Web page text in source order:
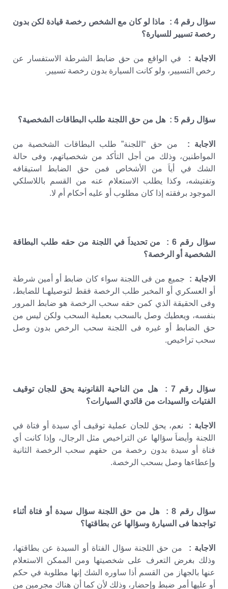
سؤال رقم 4 : ماذا لو كان مع الشخص رخصة قيادة لكن بدون
رخصة تسيير للسيارة؟
الاجابة : في الواقع من حق ضابط الشرطة الاستفسار عن
رخص التسيير، ولو كانت السيارة بدون رخصة تسيير.
سؤال رقم 5 : هل من حق اللجنة طلب البطاقات الشخصية؟
الاجابة : من حق “اللجنة” طلب البطاقات الشخصية من
المواطنين، وذلك من أجل التأكد من شخصياتهم، وفى حالة
الشك في أياَ من الأشخاص فمن حق الضابط استيقافه
وتفتيشه، وكذا يطلب الاستعلام عنه من القسم باللاسلكي
الموجود برفقته إذا كان مطلوب أو عليه أحكام أم لا.
سؤال رقم 6 : من تحديداَ في اللجنة من حقه طلب البطاقة
الشخصية أو الرخصة؟
الاجابة : جميع من فى اللجنة سواء كان ضابط أو أمين شرطة
أو العسكري أو المخبر طلب الرخصة فقط لتوصيلهـا للضابط،
وفى الحقيقة الذي كمن حقه سحب الرخصة هو ضابط المرور
بنفسه، ويعطيك وصل بالسحب بعملية السحب ولكن ليس من
حق الضابط أو غيره فى اللجنة سحب الرخص بدون وصل
سحب تراخيص.
سؤال رقم 7 : هل من الناحية القانونية يحق للجان توقيف
الفتيات والسيدات من قائدي السيارات؟
الاجابة : نعم، يحق للجان عملية توقيف أي سيدة أو فتاة في
اللجنة وأيضاَ سؤالها عن التراخيص مثل الرجال، وإذا كانت أي
فتاة أو سيدة بدون رخصة من حقهم سحب الرخصة الثانية
وإعطاءها وصل بسحب الرخصة.
سؤال رقم 8 : هل من حق اللجنة سؤال سيدة أو فتاة أثناء
تواجدها فى السيارة وسؤالها عن بطاقتها؟
الاجابة : من حق اللجنة سؤال الفتاة أو السيدة عن بطاقتها،
وذلك بغرض التعرف على شخصيتها ومن الممكن الاستعلام
عنها بالجهاز من القسم أذا ساوره الشك إنها مطلوبة في حكم
أو عليها أمر ضبط وإحضار، وذلك لأن كما أن هناك مجرمين من